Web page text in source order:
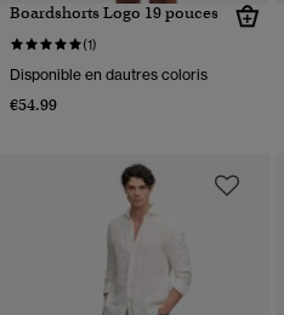
Boardshorts Logo 19 pouces
(1)
Disponible en dautres coloris
€54.99